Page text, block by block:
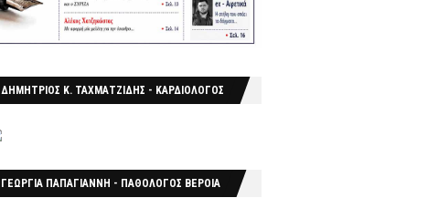
ΔΗΜΗΤΡΙΟΣ Κ. ΤΑΧΜΑΤΖΙΔΗΣ - ΚΑΡΔΙΟΛΟΓΟΣ
ΓΕΩΡΓΙΑ ΠΑΠΑΓΙΑΝΝΗ - ΠΑΘΟΛΟΓΟΣ ΒΕΡΟΙΑ